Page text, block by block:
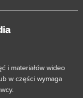
i materiałów wideo
w części wymaga